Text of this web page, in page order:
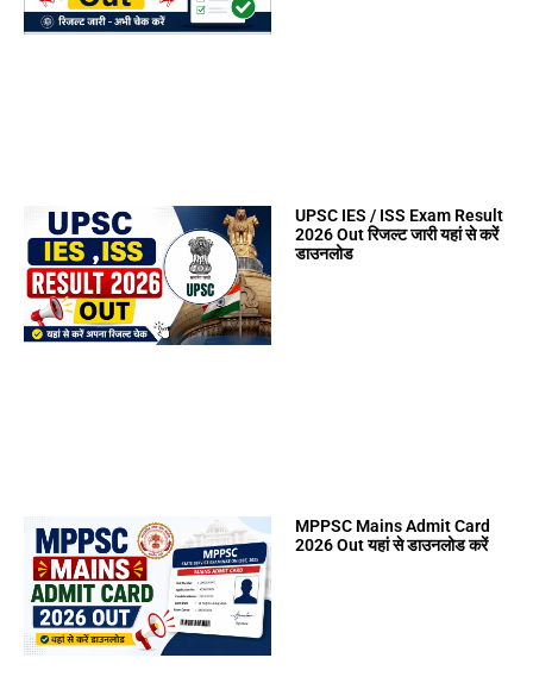
UPSC IES / ISS Exam Result
2026 Out रिजल्ट जारी यहां से करें
डाउनलोड
MPPSC Mains Admit Card
2026 Out यहां से डाउनलोड करें